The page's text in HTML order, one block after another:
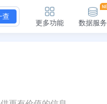
查
更多功能 数据服务